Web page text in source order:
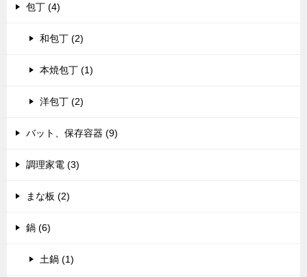
包丁 (4)
和包丁 (2)
本焼包丁 (1)
洋包丁 (2)
バット、保存容器 (9)
調理家電 (3)
まな板 (2)
鍋 (6)
土鍋 (1)